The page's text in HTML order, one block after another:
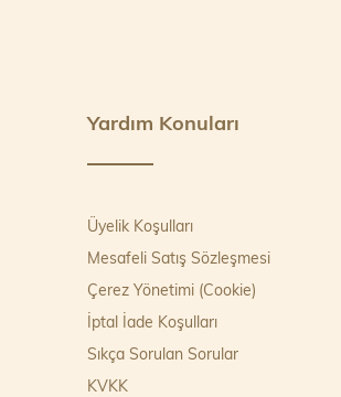
Yardım Konuları
Üyelik Koşulları
Mesafeli Satış Sözleşmesi
Çerez Yönetimi (Cookie)
İptal İade Koşulları
Sıkça Sorulan Sorular
KVKK